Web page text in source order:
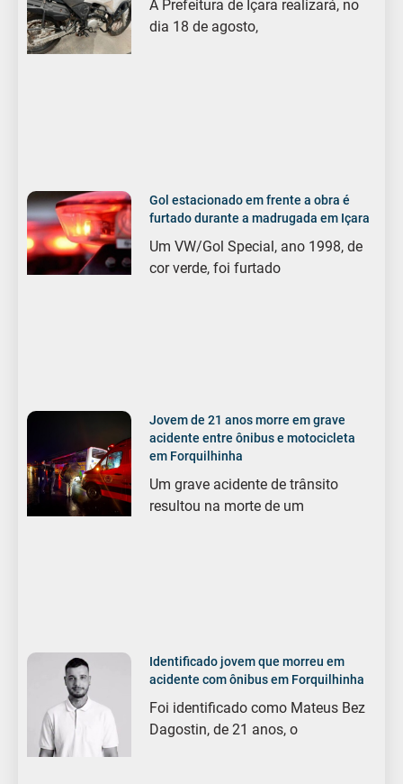
A Prefeitura de Içara realizará, no
dia 18 de agosto,
Gol estacionado em frente a obra é
furtado durante a madrugada em Içara
Um VW/Gol Special, ano 1998, de
cor verde, foi furtado
Jovem de 21 anos morre em grave
acidente entre ônibus e motocicleta
em Forquilhinha
Um grave acidente de trânsito
resultou na morte de um
Identificado jovem que morreu em
acidente com ônibus em Forquilhinha
Foi identificado como Mateus Bez
Dagostin, de 21 anos, o